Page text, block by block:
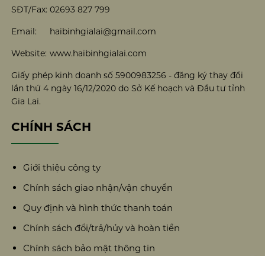
SĐT/Fax: 02693 827 799
Email: haibinhgialai@gmail.com
Website: www.haibinhgialai.com
Giấy phép kinh doanh số 5900983256 - đăng ký thay đổi
lần thứ 4 ngày 16/12/2020 do Sở Kế hoạch và Đầu tư tỉnh
Gia Lai.
CHÍNH SÁCH
Giới thiệu công ty
Chính sách giao nhận/vận chuyển
Quy định và hình thức thanh toán
Chính sách đổi/trả/hủy và hoàn tiền
Chính sách bảo mật thông tin